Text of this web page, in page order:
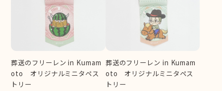
葬送のフリーレン in Kumam
oto オリジナルミニタペス
トリー
葬送のフリーレン in Kumam
oto オリジナルミニタペス
トリー